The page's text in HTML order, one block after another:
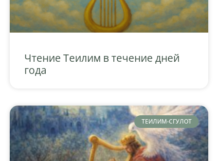
Чтение Теилим в течение дней
года
ТЕИЛИМ-СГУЛОТ